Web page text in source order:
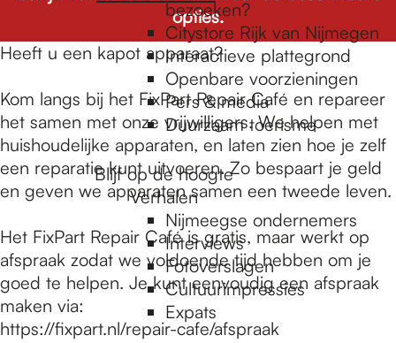
bezoeken?
Citystore Rijk van Nijmegen
Interactieve plattegrond
Openbare voorzieningen
Pers & media
Duurzaam toerisme
Blijf op de hoogte
Verhalen
Nijmeegse ondernemers
Interviews
Fotoverslagen
Cultuurimpressies
Expats
opties.
Heeft u een kapot apparaat?
Kom langs bij het FixPart Repair Café en repareer
het samen met onze vrijwilligers. We helpen met
huishoudelijke apparaten, en laten zien hoe je zelf
een reparatie kunt uitvoeren. Zo bespaart je geld
en geven we apparaten samen een tweede leven.
Het FixPart Repair Café is gratis, maar werkt op
afspraak zodat we voldoende tijd hebben om je
goed te helpen. Je kunt eenvoudig een afspraak
maken via:
https://fixpart.nl/repair-cafe/afspraak